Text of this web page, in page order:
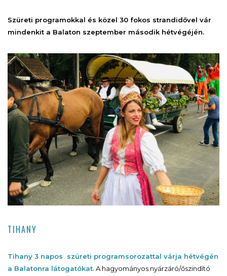
Szüreti programokkal és közel 30 fokos strandidővel vár
mindenkit a Balaton szeptember második hétvégéjén.
TIHANY
Tihany 3 napos szüreti programsorozattal várja hétvégén
a Balatonra látogatókat.A hagyományos nyárzáró/őszindító